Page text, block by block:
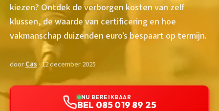
kiezen? Ontdek de verborgen kosten van zelf
klussen, de waarde van certificering en hoe
vakmanschap duizenden euro’s bespaart op termijn.
doorCas · 12 december 2025
NU BEREIKBAAR
BEL 085 019 89 25